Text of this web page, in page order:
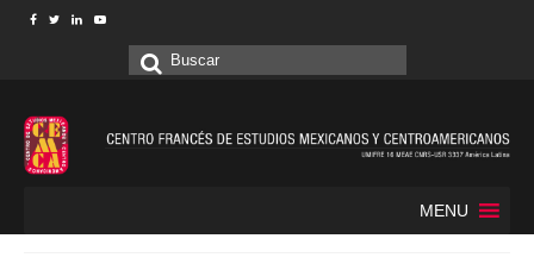
Buscar
MENU